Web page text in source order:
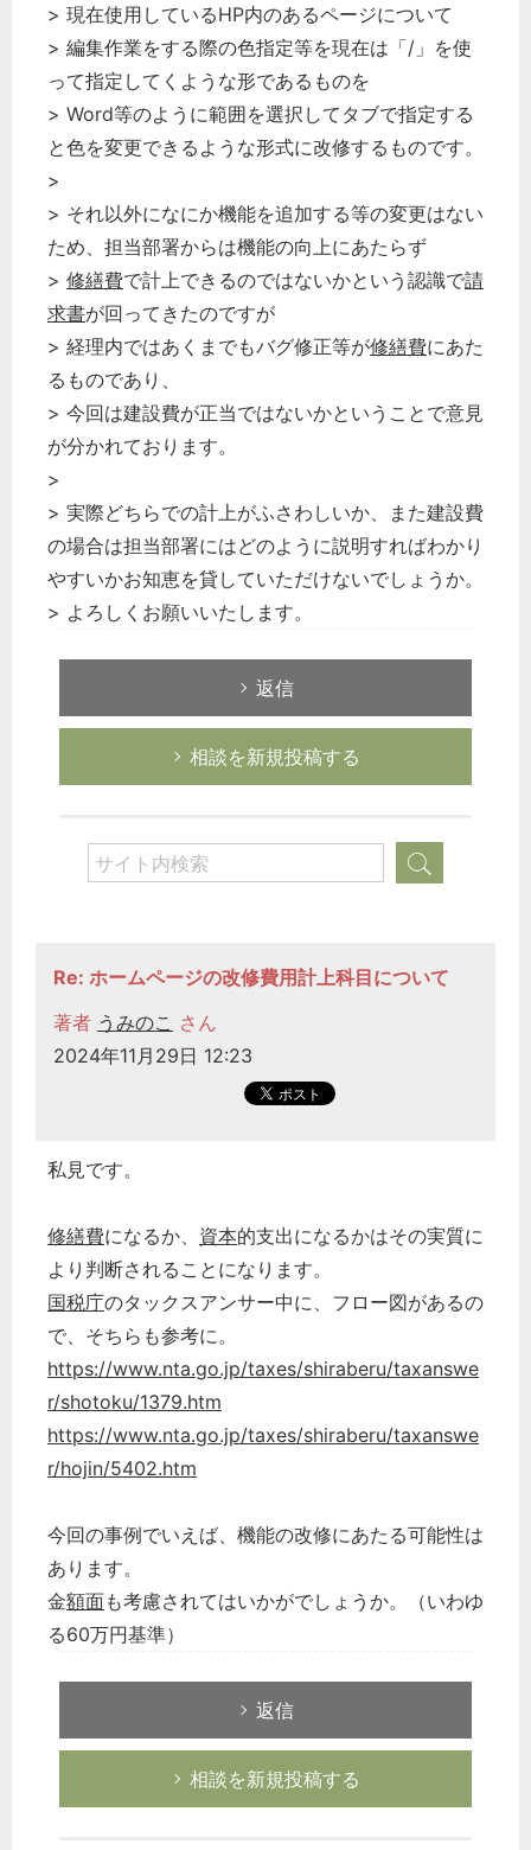
> 現在使用しているHP内のあるページについて
> 編集作業をする際の色指定等を現在は「/」を使
って指定してくような形であるものを
> Word等のように範囲を選択してタブで指定する
と色を変更できるような形式に改修するものです。
>
> それ以外になにか機能を追加する等の変更はない
ため、担当部署からは機能の向上にあたらず
> 修繕費で計上できるのではないかという認識で請
求書が回ってきたのですが
> 経理内ではあくまでもバグ修正等が修繕費にあた
るものであり、
> 今回は建設費が正当ではないかということで意見
が分かれております。
>
> 実際どちらでの計上がふさわしいか、また建設費
の場合は担当部署にはどのように説明すればわかり
やすいかお知恵を貸していただけないでしょうか。
> よろしくお願いいたします。
返信
相談を新規投稿する
Re: ホームページの改修費用計上科目について
著者 うみのこ さん
2024年11月29日 12:23
私見です。
修繕費になるか、 資本的支出になるかはその実質に
より判断されることになります。
国税庁のタックスアンサー中に、フロー図があるの
で、そちらも参考に。
https://www.nta.go.jp/taxes/shiraberu/taxanswe
r/shotoku/1379.htm
https://www.nta.go.jp/taxes/shiraberu/taxanswe
r/hojin/5402.htm
今回の事例でいえば、機能の改修にあたる可能性は
あります。
金額面も考慮されてはいかがでしょうか。（いわゆ
る60万円基準）
返信
相談を新規投稿する